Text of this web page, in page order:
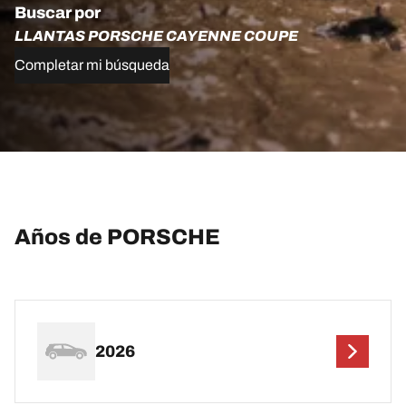
Buscar por
LLANTAS PORSCHE CAYENNE COUPE
Completar mi búsqueda
Años de PORSCHE
2026